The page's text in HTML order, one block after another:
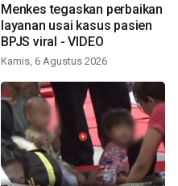
Menkes tegaskan perbaikan
layanan usai kasus pasien
BPJS viral - VIDEO
Kamis, 6 Agustus 2026